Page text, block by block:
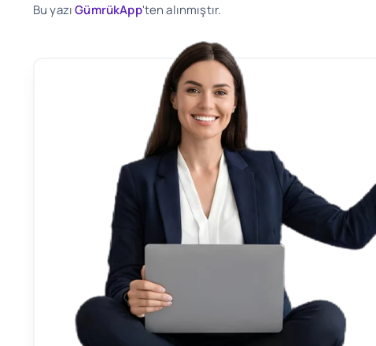
Bu yazıGümrükApp'ten alınmıştır.